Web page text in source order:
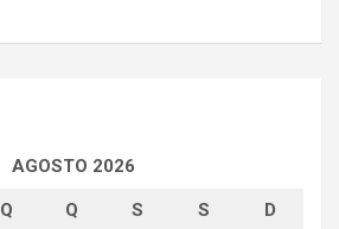
AGOSTO 2026
Q Q S S D